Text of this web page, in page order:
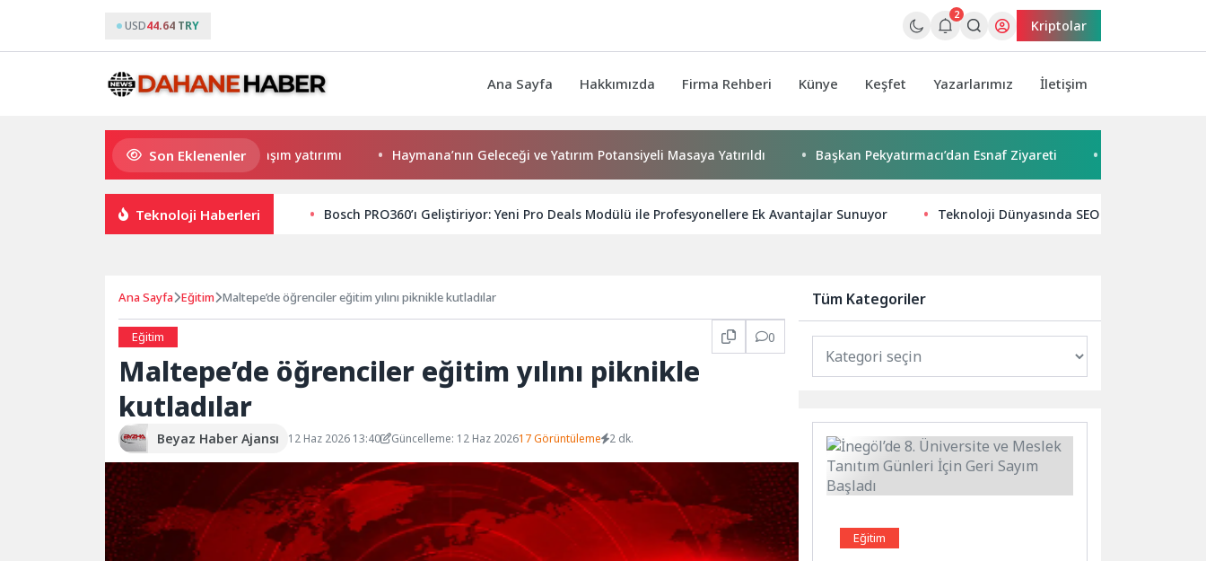
USD44.64 TRY
2
Kriptolar
Ana Sayfa Hakkımızda Firma Rehberi Künye Keşfet Yazarlarımız İletişim
Son Eklenenler
Darıca’ya modern ulaşım yatırımı Haymana’nın Geleceği ve Yatırım Potansiyeli Masaya Yatırıldı Başkan Pekyatırmacı’dan Esnaf Ziyareti Çocuklar boyadı, bir
Teknoloji Haberleri Bosch PRO360’ı Geliştiriyor: Yeni Pro Deals Modülü ile Profesyonellere Ek Avantajlar Sunuyor Teknoloji Dünyasında SEO İpuçları ve
Ana Sayfa Eğitim Maltepe’de öğrenciler eğitim yılını piknikle kutladılar
Eğitim 0
Maltepe’de öğrenciler eğitim yılını piknikle
kutladılar
Beyaz Haber Ajansı 12 Haz 2026 13:40 Güncelleme: 12 Haz 202617 Görüntüleme 2 dk.
Tüm Kategoriler
Eğitim